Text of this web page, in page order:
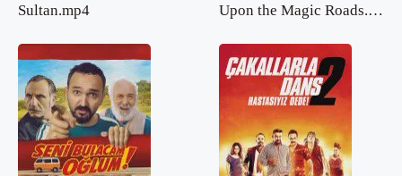
Sultan.mp4 Upon the Magic Roads.mp4